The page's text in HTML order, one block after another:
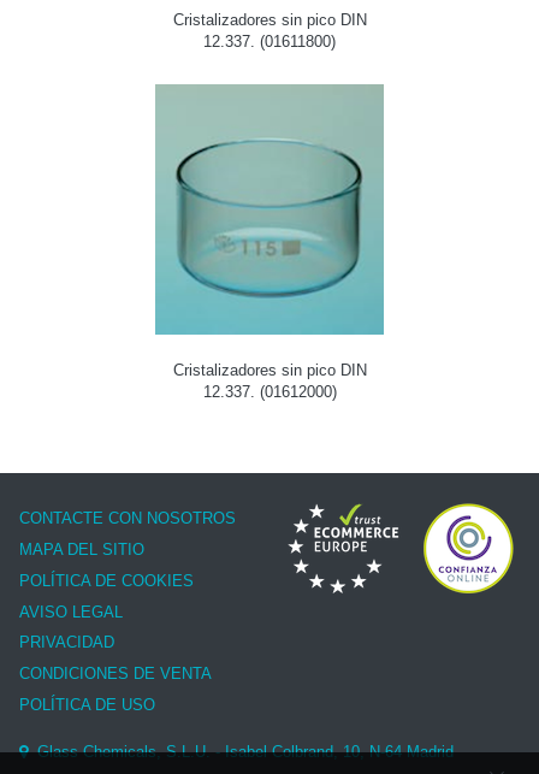
Cristalizadores sin pico DIN
12.337. (01611800)
Cristalizadores sin pico DIN
12.337. (01612000)
CONTACTE CON NOSOTROS
MAPA DEL SITIO
POLÍTICA DE COOKIES
AVISO LEGAL
PRIVACIDAD
CONDICIONES DE VENTA
POLÍTICA DE USO
Glass Chemicals, S.L.U. - Isabel Colbrand, 10, N-64 Madrid